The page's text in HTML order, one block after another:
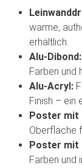
warme,
erhältlich.
Alu-Dibond:
Farben und
Alu-Acryl:
Finish – ein
Poster mit
Oberfläche
Poster mit
Farben und